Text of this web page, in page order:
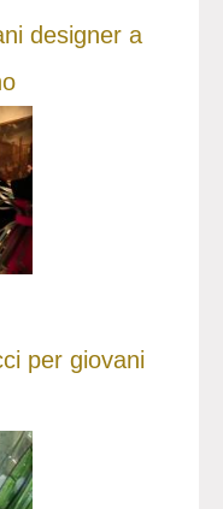
designer a
per giovani